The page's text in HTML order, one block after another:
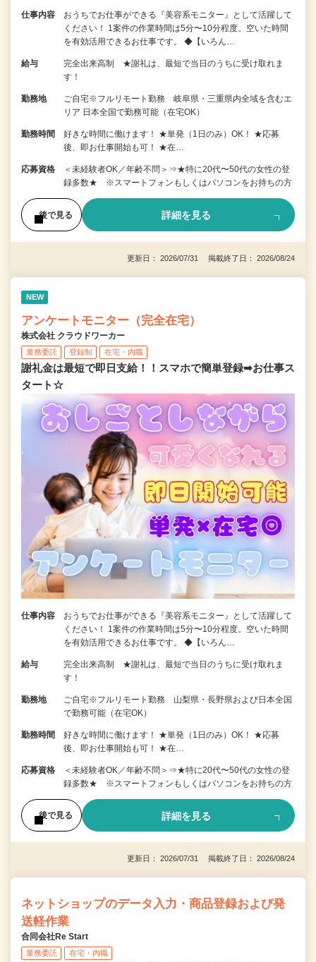
仕事内容
おうちでお仕事ができる『美容系モニター』として活躍して
ください！ 1案件の作業時間は5分〜10分程度。空いた時間
を有効活用できるお仕事です。 ◆【いろん…
給与
完全出来高制 ★謝礼は、最短で当日のうちに受け取れま
す！
勤務地
ご自宅※フルリモート勤務 岐阜県・三重県内全域を含むエ
リア 日本全国で勤務可能（在宅OK）
勤務時間
好きな時間に働けます！ ★単発（1日のみ）OK！ ★応募
後、即お仕事開始も可！ ★在…
応募資格
＜未経験者OK／年齢不問＞⇒★特に20代〜50代の女性の登
録多数★ ※スマートフォンもしくはパソコンをお持ちの方
後で見る 詳細を見る
更新日： 2026/07/31 掲載終了日： 2026/08/24
NEW
アンケートモニター（完全在宅）
株式会社 クラウドワーカー
業務委託 登録制 在宅・内職
謝礼金は最短で即日支給！！スマホで簡単登録➡お仕事ス
タート☆
仕事内容
おうちでお仕事ができる『美容系モニター』として活躍して
ください！ 1案件の作業時間は5分〜10分程度。空いた時間
を有効活用できるお仕事です。 ◆【いろん…
給与
完全出来高制 ★謝礼は、最短で当日のうちに受け取れま
す！
勤務地
ご自宅※フルリモート勤務 山梨県・長野県および日本全国
で勤務可能（在宅OK）
勤務時間
好きな時間に働けます！ ★単発（1日のみ）OK！ ★応募
後、即お仕事開始も可！ ★在…
応募資格
＜未経験者OK／年齢不問＞⇒★特に20代〜50代の女性の登
録多数★ ※スマートフォンもしくはパソコンをお持ちの方
後で見る 詳細を見る
更新日： 2026/07/31 掲載終了日： 2026/08/24
ネットショップのデータ入力・商品登録および発
送軽作業
合同会社Re Start
業務委託 在宅・内職